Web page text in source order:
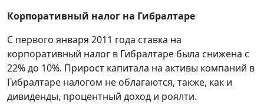
Корпоративный налог на Гибралтаре
С первого января 2011 года ставка на
корпоративный налог в Гибралтаре была снижена с
22% до 10%. Прирост капитала на активы компаний в
Гибралтаре налогом не облагаются, также, как и
дивиденды, процентный доход и роялти.